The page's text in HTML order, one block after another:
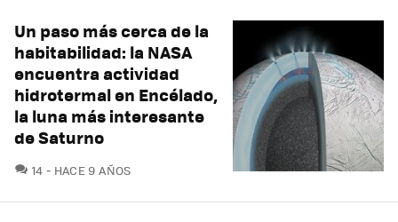
Un paso más cerca de la
habitabilidad: la NASA
encuentra actividad
hidrotermal en Encélado,
la luna más interesante
de Saturno
14 COMENTARIOS
HACE 9 AÑOS